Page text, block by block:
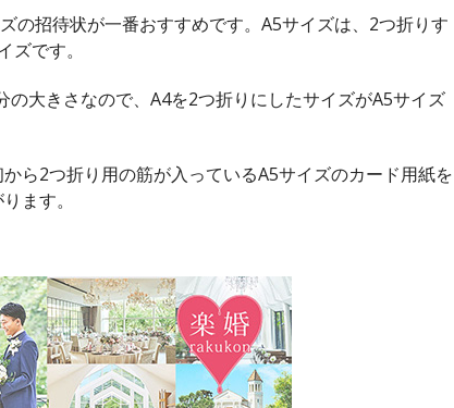
の招待状が一番おすすめです。A5サイズは、2つ折りす
です。
の大きさなので、A4を2つ折りにしたサイズがA5サイズ
ら2つ折り用の筋が入っているA5サイズのカード用紙を
ます。